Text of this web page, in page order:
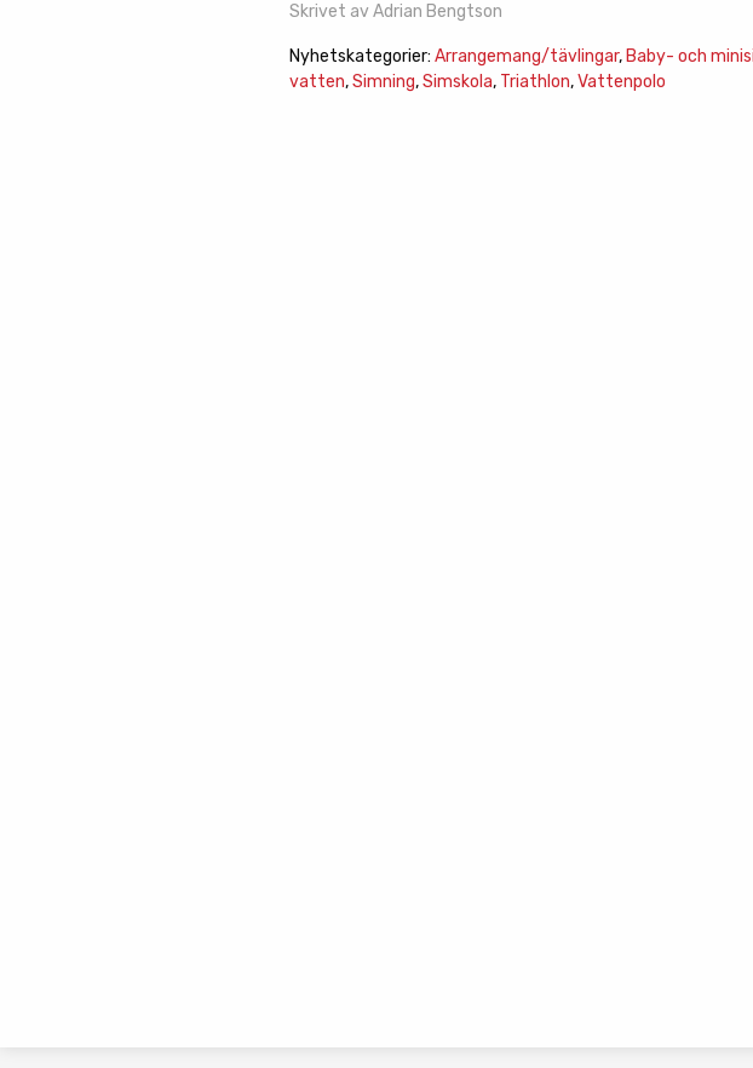
Skrivet av Adrian Bengtson
Nyhetskategorier: Arrangemang/tävlingar, Baby- och
vatten,Simning,Simskola, Triathlon,Vattenpolo